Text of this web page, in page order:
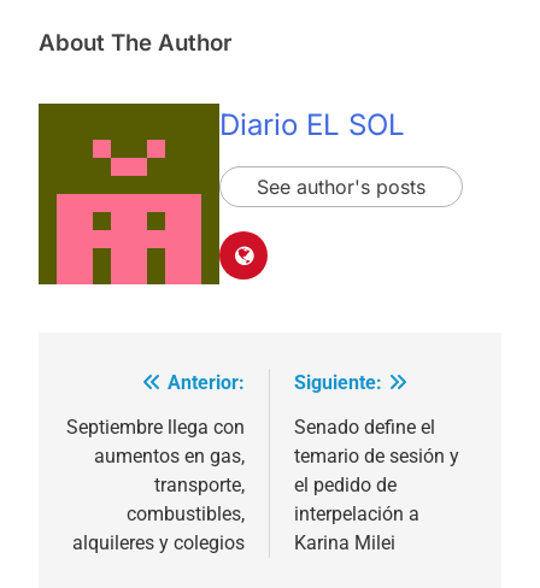
About The Author
Diario EL SOL
See author's posts
Navegación
de
entradas
Anterior:
Septiembre llega con
aumentos en gas,
transporte,
combustibles,
alquileres y colegios
Siguiente:
Senado define el
temario de sesión y
el pedido de
interpelación a
Karina Milei